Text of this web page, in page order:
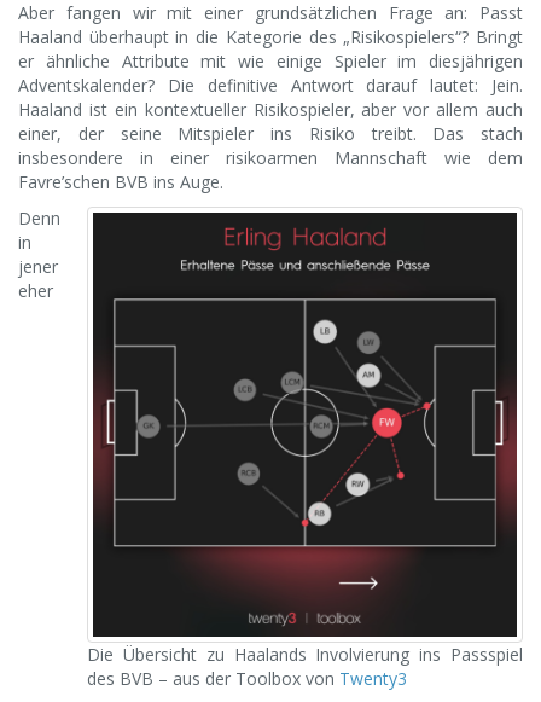
Aber fangen wir mit einer grundsätzlichen Frage an: Passt
Haaland überhaupt in die Kategorie des „Risikospielers“? Bringt
er ähnliche Attribute mit wie einige Spieler im diesjährigen
Adventskalender? Die definitive Antwort darauf lautet: Jein.
Haaland ist ein kontextueller Risikospieler, aber vor allem auch
einer, der seine Mitspieler ins Risiko treibt. Das stach
insbesondere in einer risikoarmen Mannschaft wie dem
Favre’schen BVB ins Auge.
Die Übersicht zu Haalands Involvierung ins Passspiel
des BVB – aus der Toolbox von Twenty3
Denn
in
jener
eher